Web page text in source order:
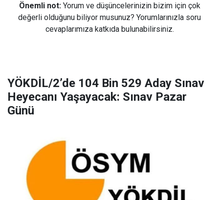
Önemli not: Yorum ve düşüncelerinizin bizim için çok
değerli olduğunu biliyor musunuz? Yorumlarınızla soru
cevaplarımıza katkıda bulunabilirsiniz.
YÖKDİL/2’de 104 Bin 529 Aday Sınav
Heyecanı Yaşayacak: Sınav Pazar
Günü